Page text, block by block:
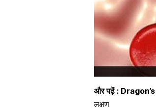
और पढ़ें :
लक्षण